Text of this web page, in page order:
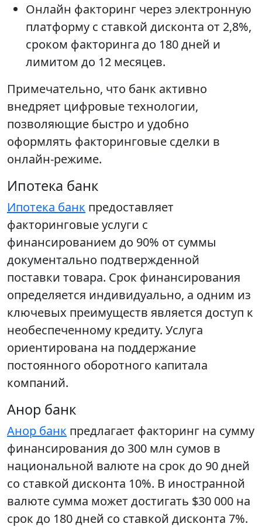
Онлайн факторинг через электронную
платформу с ставкой дисконта от 2,8%,
сроком факторинга до 180 дней и
лимитом до 12 месяцев.
Примечательно, что банк активно
внедряет цифровые технологии,
позволяющие быстро и удобно
оформлять факторинговые сделки в
онлайн-режиме.
Ипотека банк
Ипотека банк предоставляет
факторинговые услуги с
финансированием до 90% от суммы
документально подтвержденной
поставки товара. Срок финансирования
определяется индивидуально, а одним из
ключевых преимуществ является доступ к
необеспеченному кредиту. Услуга
ориентирована на поддержание
постоянного оборотного капитала
компаний.
Анор банк
Анор банк предлагает факторинг на сумму
финансирования до 300 млн сумов в
национальной валюте на срок до 90 дней
со ставкой дисконта 10%. В иностранной
валюте сумма может достигать $30 000 на
срок до 180 дней со ставкой дисконта 7%.